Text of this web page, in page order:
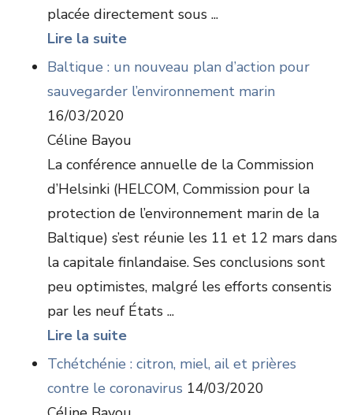
placée directement sous ...
Lire la suite
Baltique : un nouveau plan d’action pour
sauvegarder l’environnement marin
16/03/2020
Céline Bayou
La conférence annuelle de la Commission
d’Helsinki (HELCOM, Commission pour la
protection de l’environnement marin de la
Baltique) s’est réunie les 11 et 12 mars dans
la capitale finlandaise. Ses conclusions sont
peu optimistes, malgré les efforts consentis
par les neuf États ...
Lire la suite
Tchétchénie : citron, miel, ail et prières
contre le coronavirus 14/03/2020